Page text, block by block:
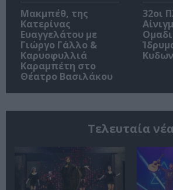
Μακμπέθ, της
Κατερίνας
Ευαγγελάτου με
Γιώργο Γάλλο &
Καρυοφυλλιά
Καραμπέτη στο
Θέατρο Βασιλάκου
32οι
Τελευταία